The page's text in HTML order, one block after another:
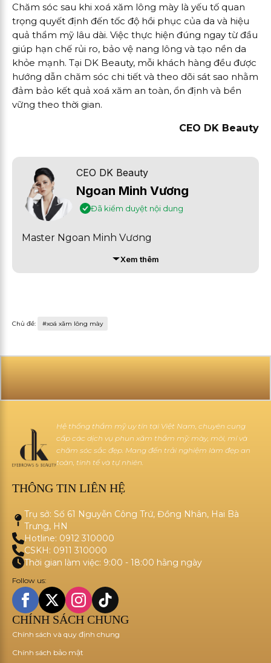
Chăm sóc sau khi xoá xăm lông mày là yếu tố quan
trọng quyết định đến tốc độ hồi phục của da và hiệu
quả thẩm mỹ lâu dài. Việc thực hiện đúng ngay từ đầu
giúp hạn chế rủi ro, bảo vệ nang lông và tạo nền da
khỏe mạnh. Tại DK Beauty, mỗi khách hàng đều được
hướng dẫn chăm sóc chi tiết và theo dõi sát sao nhằm
đảm bảo kết quả xoá xăm an toàn, ổn định và bền
vững theo thời gian.
CEO DK Beauty
CEO DK Beauty
Ngoan Minh Vương
Đã kiểm duyệt nội dung
Master Ngoan Minh Vương
Xem thêm
Chủ đề: #xoá xăm lông mày
Hệ thống thẩm mỹ uy tín tại Việt Nam, chuyên cung
cấp các dịch vụ phun xăm thẩm mỹ: mày, môi, mí và
chăm sóc sắc đẹp. Mang đến trải nghiệm làm đẹp an
toàn, tinh tế và tự nhiên.
THÔNG TIN LIÊN HỆ
Trụ sở: Số 61 Nguyễn Công Trứ, Đồng Nhân, Hai Bà
Trưng, HN
Hotline: 0912 310000
CSKH: 0911 310000
Thời gian làm việc: 9:00 - 18:00 hằng ngày
Follow us:
CHÍNH SÁCH CHUNG
Chính sách và quy định chung
Chính sách bảo mật